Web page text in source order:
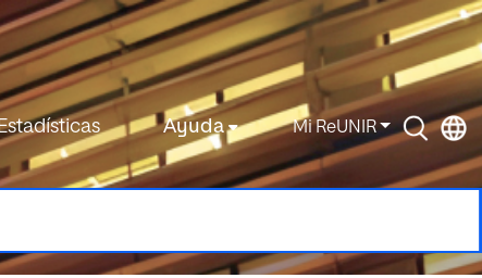
Ayuda Mi ReUNIR